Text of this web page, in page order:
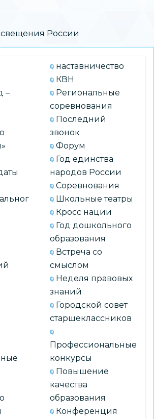
России
–
наставничество
КВН
Региональные
соревнования
Последний
звонок
Форум
Год единства
народов России
Соревнования
Школьные театры
Кросс нации
Год дошкольного
образования
Встреча со
смыслом
Неделя правовых
знаний
Городской совет
старшеклассников
Профессиональные
конкурсы
Повышение
качества
образования
Конференция